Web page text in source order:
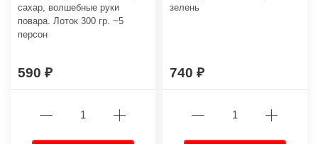
сахар, волшебные руки
повара. Лоток 300 гр. ~5
персон
590
зелень
740